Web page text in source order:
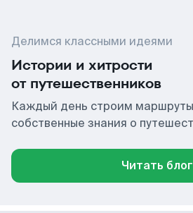
Делимся классными идеями
Истории и хитрости
от путешественников
Каждый день строим маршруты
собственные знания о
Читать блог